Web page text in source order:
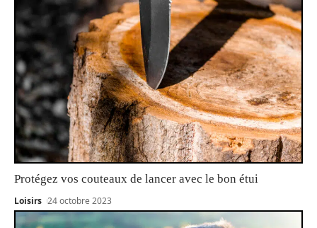
Protégez vos couteaux de lancer avec le bon étui
Loisirs 24 octobre 2023